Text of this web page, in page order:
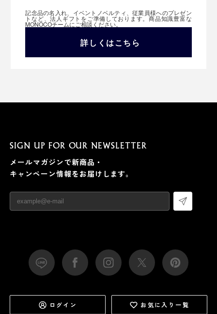
記念品の名入れ、イベントノベルティ、従業員様へのプレゼン
トなど、法人ギフトをご準備しております。商品知識豊富な
MONOCOチームにご相談ください。
詳しくはこちら
SIGN UP FOR OUR NEWSLETTER
メールマガジンで新商品・
キャンペーン情報をお届けします。
ログイン お気に入り一覧